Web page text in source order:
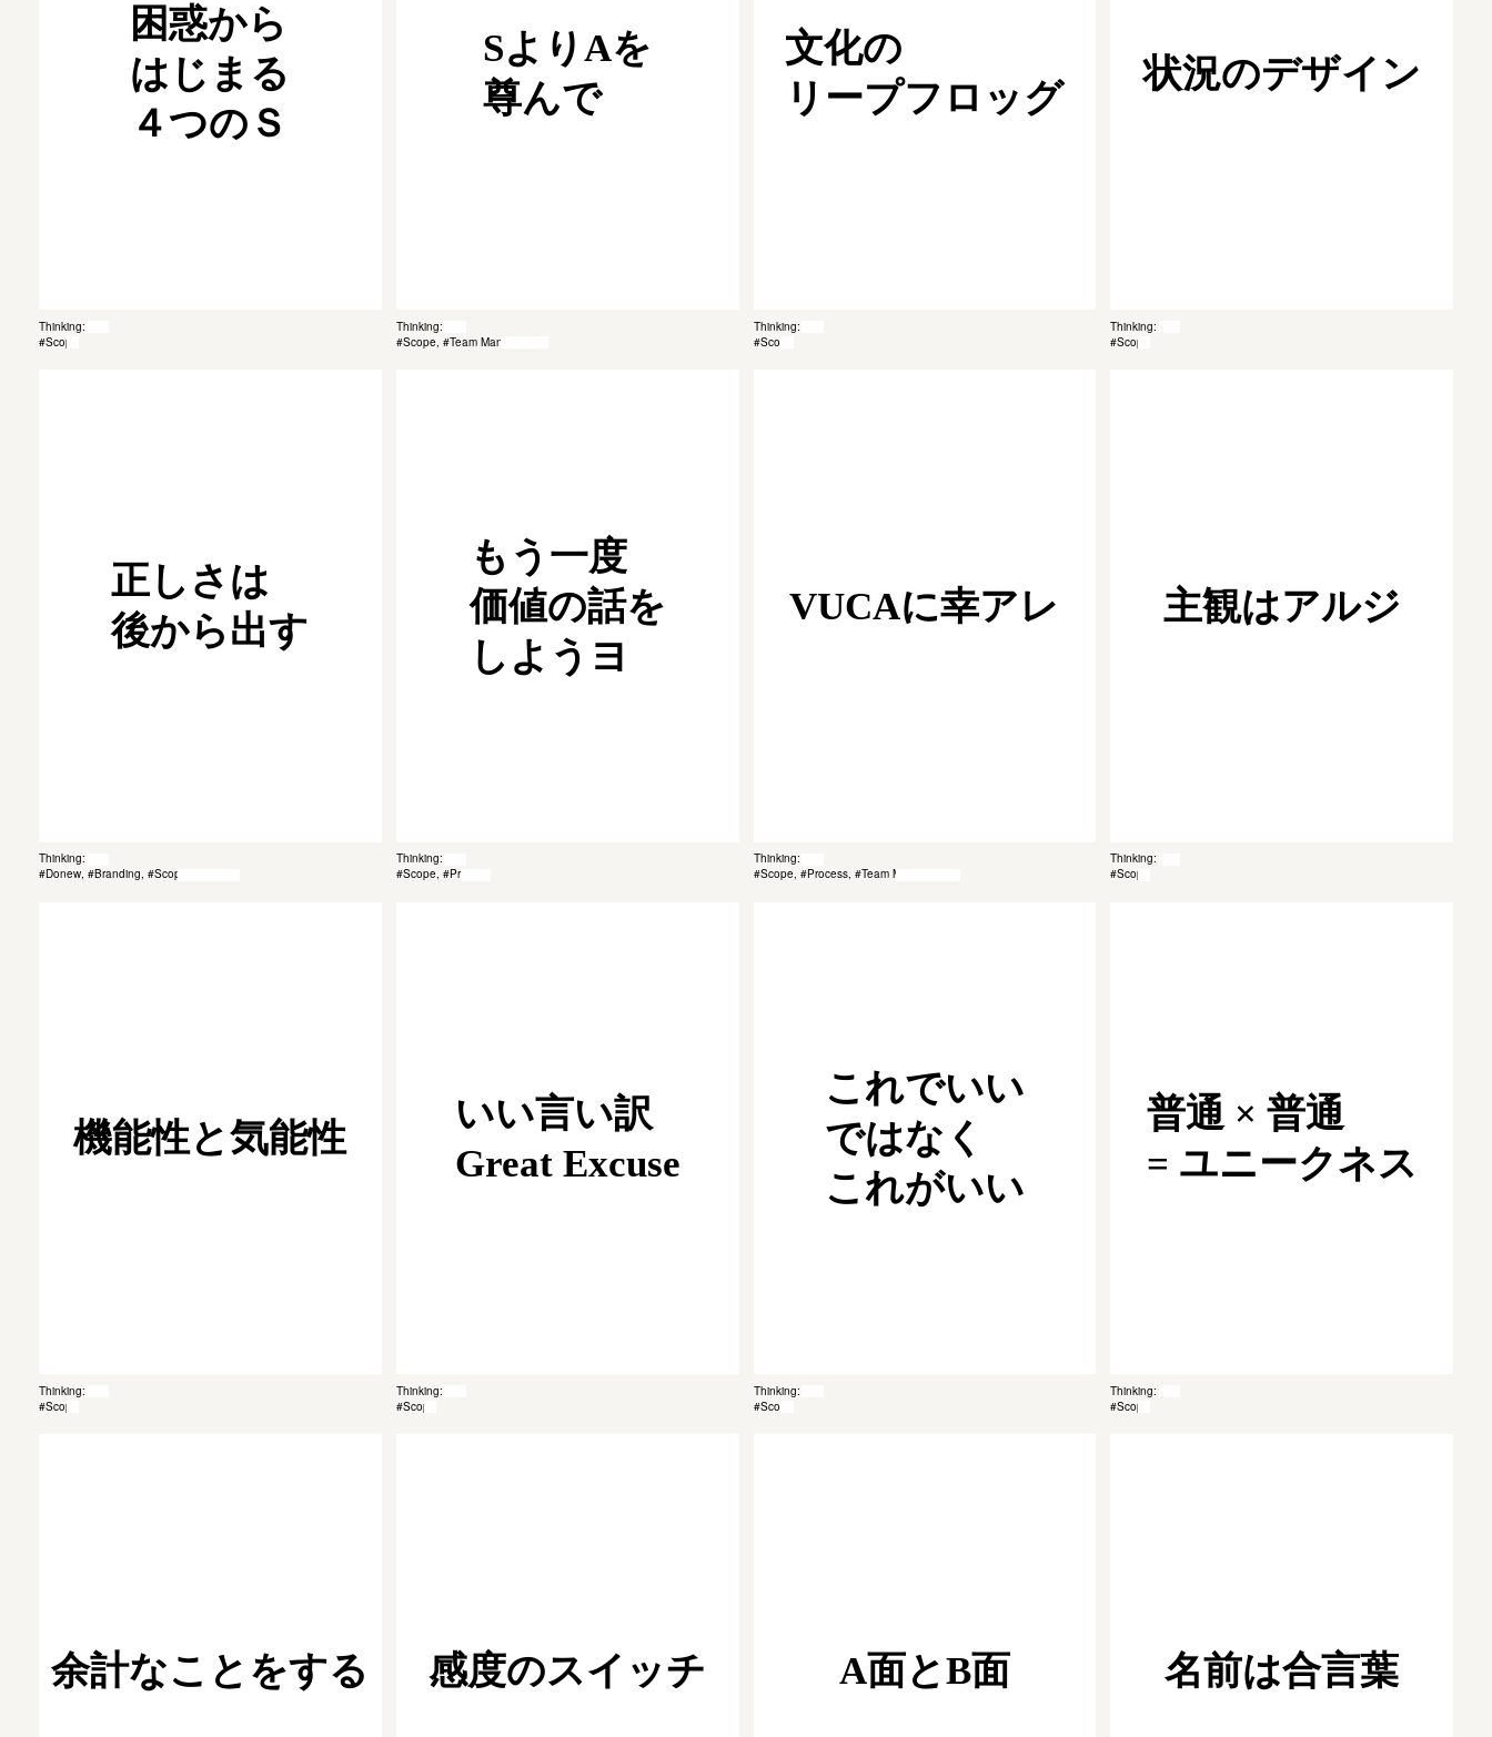
困惑から
はじまる
４つのＳ
Thinking: 048
#Scope
SよりAを
尊んで
Thinking: 047
#Scope, #Team Management
文化の
リープフロッグ
Thinking: 038
#Scope
状況のデザイン
Thinking: 033
#Scope
正しさは
後から出す
Thinking: 045
#Donew, #Branding, #Scope, #Method
もう一度
価値の話を
しようヨ
Thinking: 037
#Scope, #Process
VUCAに幸アレ
Thinking: 044
#Scope, #Process, #Team Management
主観はアルジ
Thinking: 039
#Scope
機能性と気能性
Thinking: 035
#Scope
いい言い訳
Great Excuse
Thinking: 020
#Scope
これでいい
ではなく
これがいい
Thinking: 028
#Scope
普通 × 普通
= ユニークネス
Thinking: 009
#Scope
余計なことをする 感度のスイッチ A面とB面 名前は合言葉